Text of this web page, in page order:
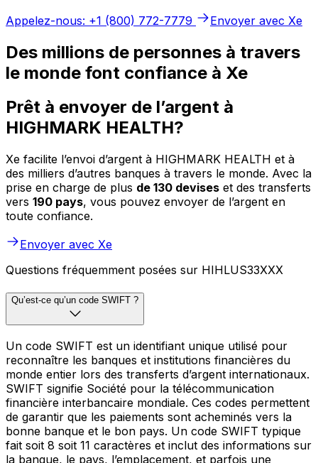
Appelez-nous: +1 (800) 772-7779
Envoyer avec Xe
Des millions de personnes à travers
le monde font confiance à Xe
Prêt à envoyer de l’argent à
HIGHMARK HEALTH?
Xe facilite l’envoi d’argent à HIGHMARK HEALTH et à
des milliers d’autres banques à travers le monde. Avec la
prise en charge de plus de 130 devises et des transferts
vers 190 pays, vous pouvez envoyer de l’argent en
toute confiance.
Envoyer avec Xe
Questions fréquemment posées sur HIHLUS33XXX
Qu’est-ce qu’un code SWIFT ?
Un code SWIFT est un identifiant unique utilisé pour
reconnaître les banques et institutions financières du
monde entier lors des transferts d’argent internationaux.
SWIFT signifie Société pour la télécommunication
financière interbancaire mondiale. Ces codes permettent
de garantir que les paiements sont acheminés vers la
bonne banque et le bon pays. Un code SWIFT typique
fait soit 8 soit 11 caractères et inclut des informations sur
la banque, le pays, l’emplacement, et parfois une